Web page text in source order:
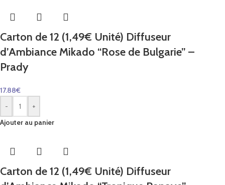
Carton de 12 (1,49€ Unité) Diffuseur
d’Ambiance Mikado “Rose de Bulgarie” –
Prady
17.88€
-
+
Ajouter au panier
Carton de 12 (1,49€ Unité) Diffuseur